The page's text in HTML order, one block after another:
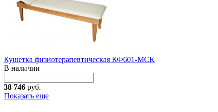
Кушетка физиотерапевтическая КФ601-МСК
В наличии
38 746 руб.
Показать еще